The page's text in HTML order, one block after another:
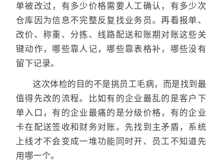
单被改过，有多少价格需要人工确认，有多少次
仓库因为信息不完整反复找业务员。再看报单、
改价、称重、分拣、线路配送和账期对账这些关
键动作，哪些靠人记，哪些靠表格补，哪些没有
留下记录。
这次体检的目的不是挑员工毛病，而是找到最
值得先改的流程。比如有的企业最乱的是客户下
单入口，有的企业最痛的是分级价格，有的企业
卡在配送签收和财务对账。先找到主矛盾，系统
上线才不会变成一堆功能同时开、员工不知道先
用哪一个。